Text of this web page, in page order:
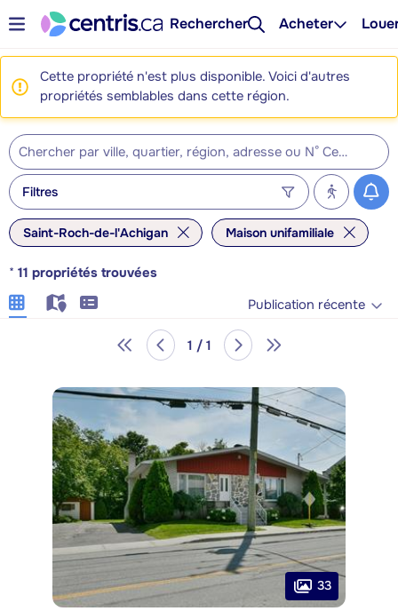
Rechercher Acheter
Cette propriété n'est plus disponible. Voici d'autres
propriétés semblables dans cette région.
Filtres
Saint-Roch-de-l'Achigan Maison unifamiliale
* 11 propriétés trouvées
Publication récente
1 / 1
33